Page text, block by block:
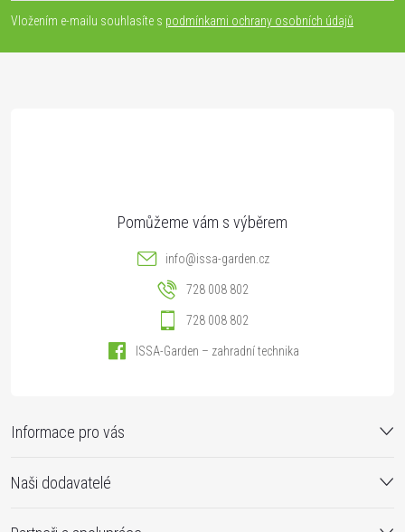
pVložením e-mailu souhlasíte s podmínkami ochrany osobních údajů
Informace pro vás
info@issa-garden.cz
728 008 802
728 008 802
ISSA-Garden – zahradní technika
Naši dodavatelé